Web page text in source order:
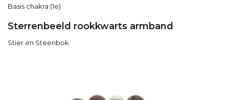
Basis chakra (1e)
Sterrenbeeld rookkwarts armband
Stier en Steenbok